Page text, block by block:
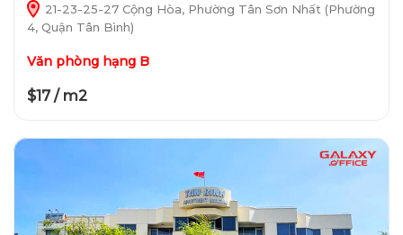
21-23-25-27 Cộng Hòa, Phường Tân Sơn Nhất (Phường
4, Quận Tân Bình)
Văn phòng hạng B
$17 / m2